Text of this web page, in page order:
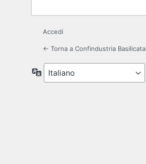
Accedi
← Torna a Confindustria Basilicata
Lingua